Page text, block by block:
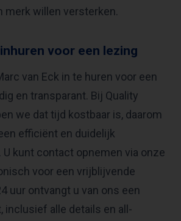
merk willen versterken.
voor een lezing
van Eck in te huren voor een
en transparant. Bij Quality
we dat tijd kostbaar is, daarom
efficiënt en duidelijk
kunt contact opnemen via onze
voor een vrijblijvende
uur ontvangt u van ons een
inclusief alle details en all-